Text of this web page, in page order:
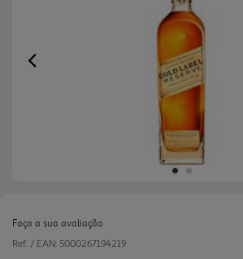
Previous
Faça a sua avaliação
Ref. / EAN: 5000267194219